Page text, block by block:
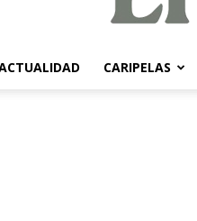
CARIPELAS